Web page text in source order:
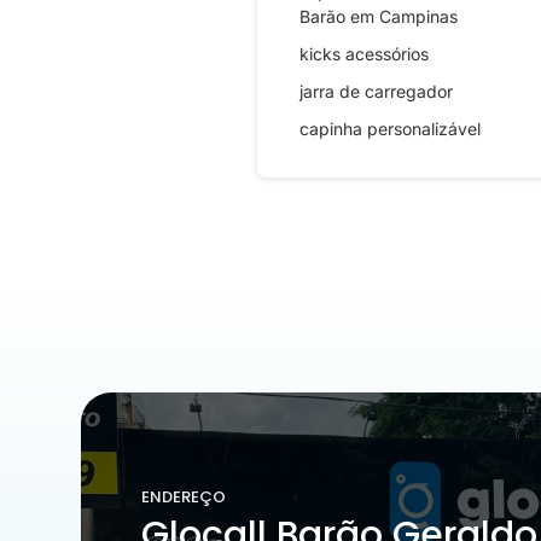
Barão em Campinas
kicks acessórios
jarra de carregador
capinha personalizável
ENDEREÇO